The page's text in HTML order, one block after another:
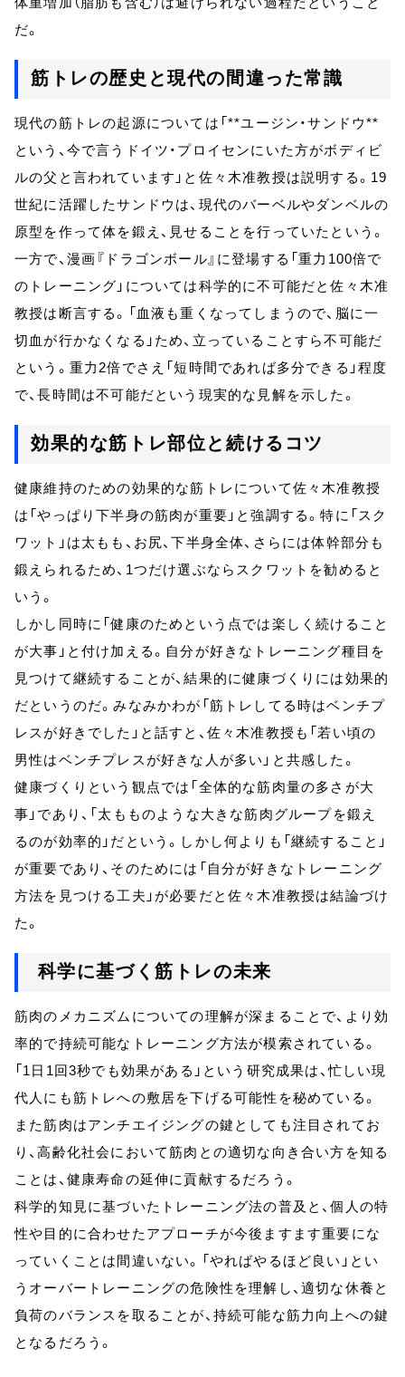
だ。
筋トレの歴史と現代の間違った常識
現代の筋トレの起源については「**ユージン・サンドウ**
という、今で言うドイツ・プロイセンにいた方がボディビ
ルの父と言われています」と佐々木准教授は説明する。19
世紀に活躍したサンドウは、現代のバーベルやダンベルの
原型を作って体を鍛え、見せることを行っていたという。
一方で、漫画『ドラゴンボール』に登場する「重力100倍で
のトレーニング」については科学的に不可能だと佐々木准
教授は断言する。「血液も重くなってしまうので、脳に一
切血が行かなくなる」ため、立っていることすら不可能だ
という。重力2倍でさえ「短時間であれば多分できる」程度
で、長時間は不可能だという現実的な見解を示した。
効果的な筋トレ部位と続けるコツ
健康維持のための効果的な筋トレについて佐々木准教授
は「やっぱり下半身の筋肉が重要」と強調する。特に「スク
ワット」は太もも、お尻、下半身全体、さらには体幹部分も
鍛えられるため、1つだけ選ぶならスクワットを勧めると
いう。
しかし同時に「健康のためという点では楽しく続けること
が大事」と付け加える。自分が好きなトレーニング種目を
見つけて継続することが、結果的に健康づくりには効果的
だというのだ。みなみかわが「筋トレしてる時はベンチプ
レスが好きでした」と話すと、佐々木准教授も「若い頃の
男性はベンチプレスが好きな人が多い」と共感した。
健康づくりという観点では「全体的な筋肉量の多さが大
事」であり、「太もものような大きな筋肉グループを鍛え
るのが効率的」だという。しかし何よりも「継続すること」
が重要であり、そのためには「自分が好きなトレーニング
方法を見つける工夫」が必要だと佐々木准教授は結論づけ
た。
科学に基づく筋トレの未来
筋肉のメカニズムについての理解が深まることで、より効
率的で持続可能なトレーニング方法が模索されている。
「1日1回3秒でも効果がある」という研究成果は、忙しい現
代人にも筋トレへの敷居を下げる可能性を秘めている。
また筋肉はアンチエイジングの鍵としても注目されてお
り、高齢化社会において筋肉との適切な向き合い方を知る
ことは、健康寿命の延伸に貢献するだろう。
科学的知見に基づいたトレーニング法の普及と、個人の特
性や目的に合わせたアプローチが今後ますます重要にな
っていくことは間違いない。「やればやるほど良い」とい
うオーバートレーニングの危険性を理解し、適切な休養と
負荷のバランスを取ることが、持続可能な筋力向上への鍵
となるだろう。